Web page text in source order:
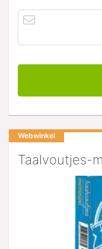
Webwinkel
Taalvoutjes-